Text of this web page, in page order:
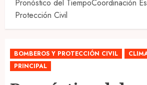
Pronóstico del TiempoCoordinación
Protección Civil
BOMBEROS Y PROTECCIÓN CIVIL
PRINCIPAL